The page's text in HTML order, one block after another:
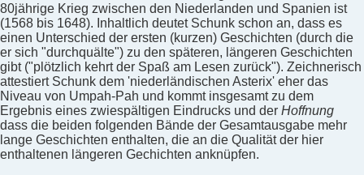
80jährige Krieg zwischen den Niederlanden und Spanien ist
(1568 bis 1648). Inhaltlich deutet Schunk schon an, dass es
einen Unterschied der ersten (kurzen) Geschichten (durch die
er sich "durchquälte") zu den späteren, längeren Geschichten
gibt ("plötzlich kehrt der Spaß am Lesen zurück"). Zeichnerisch
attestiert Schunk dem 'niederländischen Asterix' eher das
Niveau von Umpah-Pah und kommt insgesamt zu dem
Ergebnis eines zwiespältigen Eindrucks und der Hoffnung
dass die beiden folgenden Bände der Gesamtausgabe mehr
lange Geschichten enthalten, die an die Qualität der hier
enthaltenen längeren Gechichten anknüpfen.